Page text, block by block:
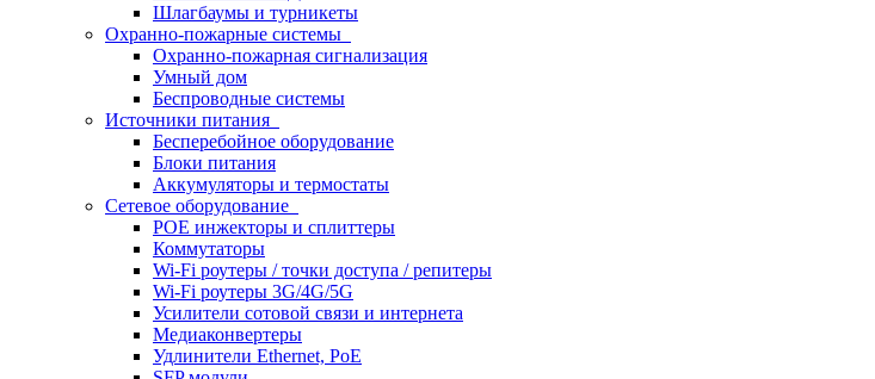
Шлагбаумы и турникеты
Охранно-пожарные системы
Охранно-пожарная сигнализация
Умный дом
Беспроводные системы
Источники питания
Бесперебойное оборудование
Блоки питания
Аккумуляторы и термостаты
Сетевое оборудование
POE инжекторы и сплиттеры
Коммутаторы
Wi-Fi роутеры / точки доступа / репитеры
Wi-Fi роутеры 3G/4G/5G
Усилители сотовой связи и интернета
Медиаконвертеры
Удлинители Ethernet, PoE